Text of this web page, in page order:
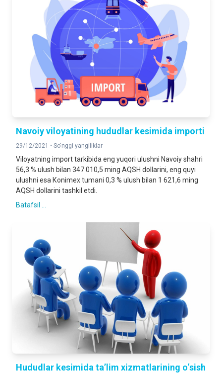
Navoiy viloyatining hududlar kesimida importi
29/12/2021 • So'nggi yangiliklar
Viloyatning import tarkibida eng yuqori ulushni Nаvoiy shahri
56,3 % ulush bilan 347 010,5 ming AQSH dollarini, eng quyi
ulushni esa Коnimex tumani 0,3 % ulush bilan 1 621,6 ming
AQSH dollarini tashkil etdi.
Batafsil ...
Hududlar kesimida ta’lim xizmatlarining o‘sish